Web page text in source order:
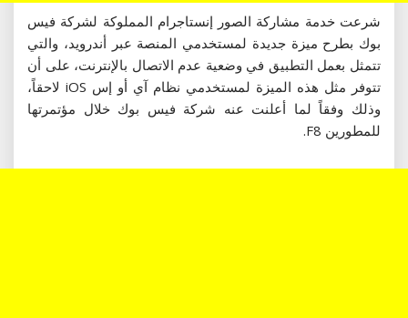
شرعت خدمة مشاركة الصور إنستاجرام المملوكة لشركة فيس
بوك بطرح ميزة جديدة لمستخدمي المنصة عبر أندرويد، والتي
تتمثل بعمل التطبيق في وضعية عدم الاتصال بالإنترنت، على أن
تتوفر مثل هذه الميزة لمستخدمي نظام آي أو إس iOS لاحقاً،
وذلك وفقاً لما أعلنت عنه شركة فيس بوك خلال مؤتمرتها
للمطورين F8.